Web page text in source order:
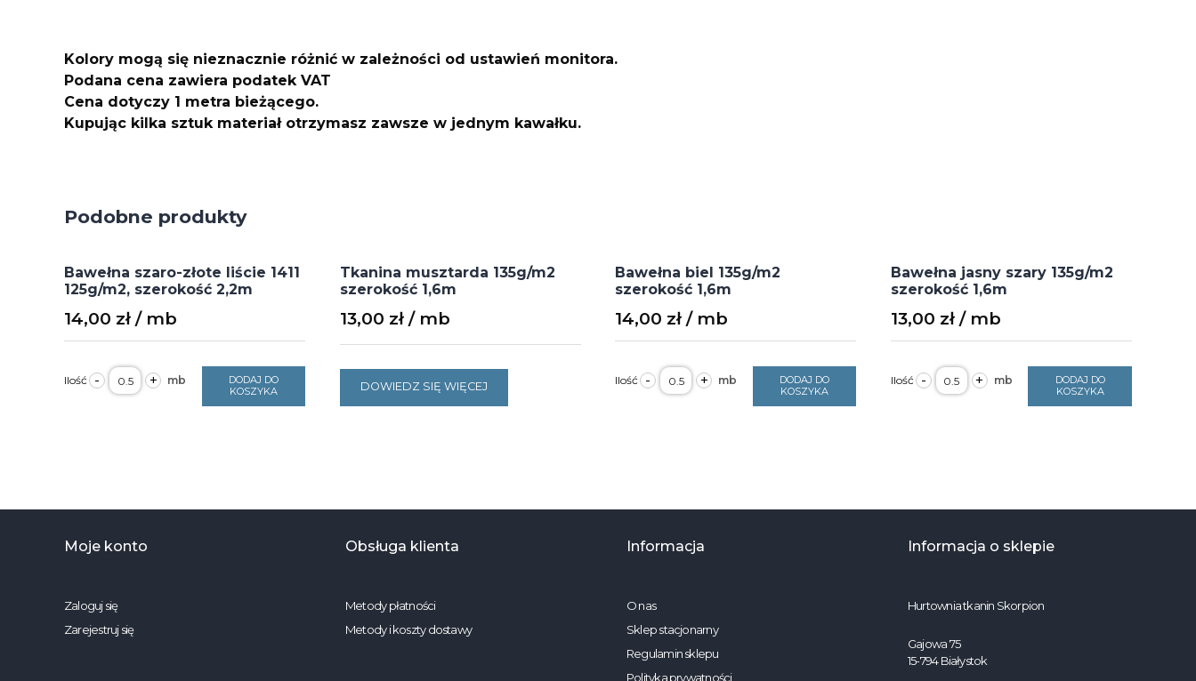
Kolory mogą się nieznacznie różnić w zależności od ustawień monitora.
Podana cena zawiera podatek VAT
Cena dotyczy 1 metra bieżącego.
Kupując kilka sztuk materiał otrzymasz zawsze w jednym kawałku.
Podobne produkty
Bawełna szaro-złote liście 1411
125g/m2, szerokość 2,2m
14,00 zł
- ilość
Bawełna
szaro-
+
DODAJ DO
KOSZYKA
Tkanina musztarda 135g/m2
szerokość 1,6m
13,00 zł
DOWIEDZ SIĘ WIĘCEJ
Bawełna biel 135g/m2
szerokość 1,6m
14,00 zł
- ilość
Bawełna
biel
+
DODAJ DO
KOSZYKA
Bawełna jasny szary 135g/m2
szerokość 1,6m
13,00 zł
- ilość
Bawełna
jasny
+
DODAJ DO
KOSZYKA
Moje konto
Zaloguj się
Zarejestruj się
Obsługa klienta
Metody płatności
Metody i koszty dostawy
Informacja
O nas
Sklep stacjonarny
Regulamin sklepu
Polityka prywatności
Informacja o sklepie
Hurtownia tkanin Skorpion
Gajowa 75
15-794 Białystok